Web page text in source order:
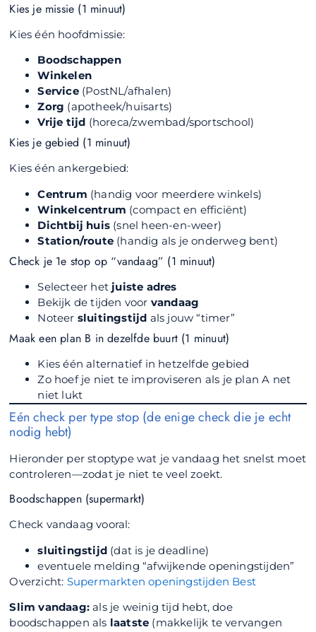
Kies je missie (1 minuut)
Kies één hoofdmissie:
Boodschappen
Winkelen
Service(PostNL/afhalen)
Zorg (apotheek/huisarts)
Vrije tijd (horeca/zwembad/sportschool)
Kies je gebied (1 minuut)
Kies één ankergebied:
Centrum (handig voor meerdere winkels)
Winkelcentrum (compact en efficiënt)
Dichtbij huis (snel heen-en-weer)
Station/route (handig als je onderweg bent)
Check je 1e stop op “vandaag” (1 minuut)
Selecteer het juiste adres
Bekijk de tijden voor vandaag
Noteer sluitingstijd als jouw “timer”
Maak een plan B in dezelfde buurt (1 minuut)
Kies één alternatief in hetzelfde gebied
Zo hoef je niet te improviseren als je plan A net
niet lukt
Eén check per type stop (de enige check die je echt
nodig hebt)
Hieronder per stoptype wat je vandaag het snelst moet
controleren—zodat je niet te veel zoekt.
Boodschappen (supermarkt)
Check vandaag vooral:
sluitingstijd (dat is je deadline)
eventuele melding “afwijkende openingstijden”
Overzicht: Supermarkten openingstijden Best
Slim vandaag: als je weinig tijd hebt, doe
boodschappen als laatste (makkelijk te vervangen